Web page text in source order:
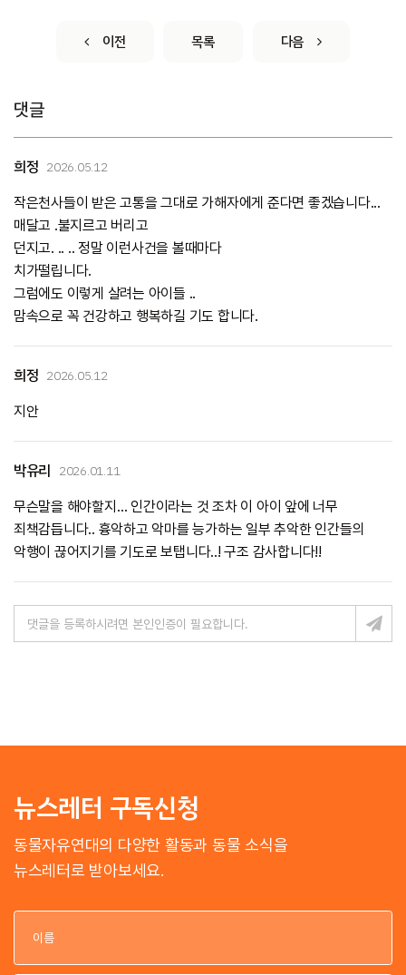
이전 목록 다음
댓글
희정 2026.05.12
작은천사들이 받은 고통을 그대로 가해자에게 준다면 좋겠습니다...
매달고 .불지르고 버리고
던지고. .. .. 정말 이런사건을 볼때마다
치가떨립니다.
그럼에도 이렇게 살려는 아이들 ..
맘속으로 꼭 건강하고 행복하길 기도 합니다.
희정 2026.05.12
지안
박유리 2026.01.11
무슨말을 해야할지… 인간이라는 것 조차 이 아이 앞에 너무
죄책감듭니다.. 흉악하고 악마를 능가하는 일부 추악한 인간들의
악행이 끊어지기를 기도로 보탭니다..! 구조 감사합니다!!
뉴스레터 구독신청
동물자유연대의 다양한 활동과 동물 소식을
뉴스레터로 받아보세요.